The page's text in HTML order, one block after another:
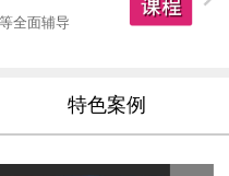
全面辅导
特色案例